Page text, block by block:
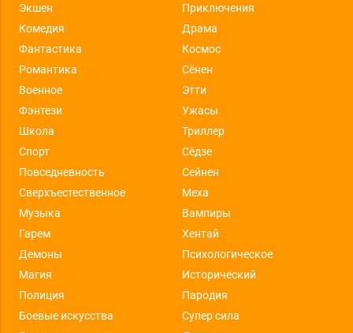
Экшен
Приключения
Комедия
Драма
Фантастика
Космос
Романтика
Сёнен
Военное
Этти
Фэнтези
Ужасы
Школа
Триллер
Спорт
Сёдзе
Повседневность
Сейнен
Сверхъестественное
Меха
Музыка
Вампиры
Гарем
Хентай
Демоны
Психологическое
Магия
Исторический
Полиция
Пародия
Боевые искусства
Супер сила